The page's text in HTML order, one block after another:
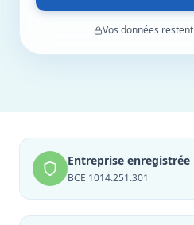
Vos données
Entreprise enregistrée
BCE 1014.251.301